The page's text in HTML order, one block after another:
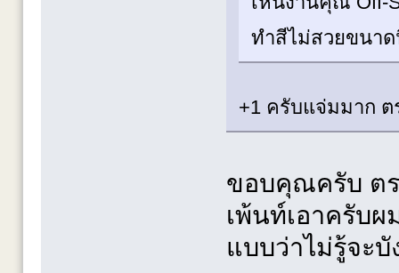
ทำสีไม่สวยขนา
+1 ครับแจ่มมาก
ขอบคุณครับ ตร
เพ้นท์เอาครับผ
แบบว่าไม่รู้จะบั